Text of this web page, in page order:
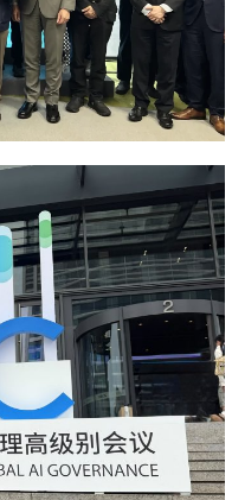
PropTech PoC